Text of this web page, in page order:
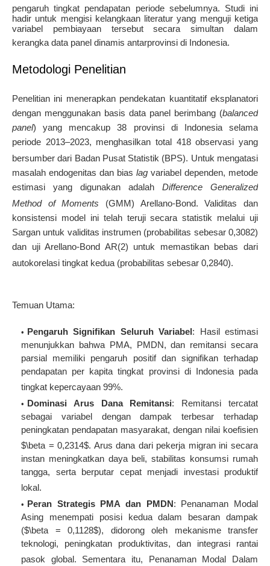
pengaruh tingkat pendapatan periode sebelumnya. Studi ini
hadir untuk mengisi kelangkaan literatur yang menguji ketiga
variabel pembiayaan tersebut secara simultan dalam
kerangka data panel dinamis antarprovinsi di Indonesia.
Metodologi Penelitian
Penelitian ini menerapkan pendekatan kuantitatif eksplanatori
dengan menggunakan basis data panel berimbang (balanced
panel) yang mencakup 38 provinsi di Indonesia selama
periode 2013–2023, menghasilkan total 418 observasi yang
bersumber dari Badan Pusat Statistik (BPS). Untuk mengatasi
masalah endogenitas dan bias lag variabel dependen, metode
estimasi yang digunakan adalah Difference Generalized
Method of Moments (GMM) Arellano-Bond. Validitas dan
konsistensi model ini telah teruji secara statistik melalui uji
Sargan untuk validitas instrumen (probabilitas sebesar 0,3082)
dan uji Arellano-Bond AR(2) untuk memastikan bebas dari
autokorelasi tingkat kedua (probabilitas sebesar 0,2840).
Temuan Utama:
Pengaruh Signifikan Seluruh Variabel: Hasil estimasi
menunjukkan bahwa PMA, PMDN, dan remitansi secara
parsial memiliki pengaruh positif dan signifikan terhadap
pendapatan per kapita tingkat provinsi di Indonesia pada
tingkat kepercayaan 99%.
Dominasi Arus Dana Remitansi: Remitansi tercatat
sebagai variabel dengan dampak terbesar terhadap
peningkatan pendapatan masyarakat, dengan nilai koefisien
$\beta = 0,2314$. Arus dana dari pekerja migran ini secara
instan meningkatkan daya beli, stabilitas konsumsi rumah
tangga, serta berputar cepat menjadi investasi produktif
lokal.
Peran Strategis PMA dan PMDN: Penanaman Modal
Asing menempati posisi kedua dalam besaran dampak
($\beta = 0,1128$), didorong oleh mekanisme transfer
teknologi, peningkatan produktivitas, dan integrasi rantai
pasok global. Sementara itu, Penanaman Modal Dalam